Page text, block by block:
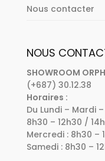
Nous contacter
NOUS
SHOWROOM
(+687) 30.12.38
Horaires :
Du Lundi – Mardi
8h30 – 12h30 /
Mercredi : 8h30 –
Samedi : 8h30 –